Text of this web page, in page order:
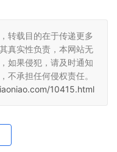
转载目的在于传递更多
真实性负责，本网站无
如果侵犯，请及时通知
不承担任何侵权责任。
10415.html